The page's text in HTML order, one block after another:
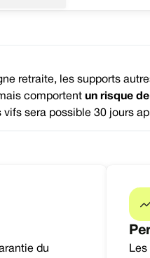
retraite, les supports
comportent un risque
sera possible 30 jours
du